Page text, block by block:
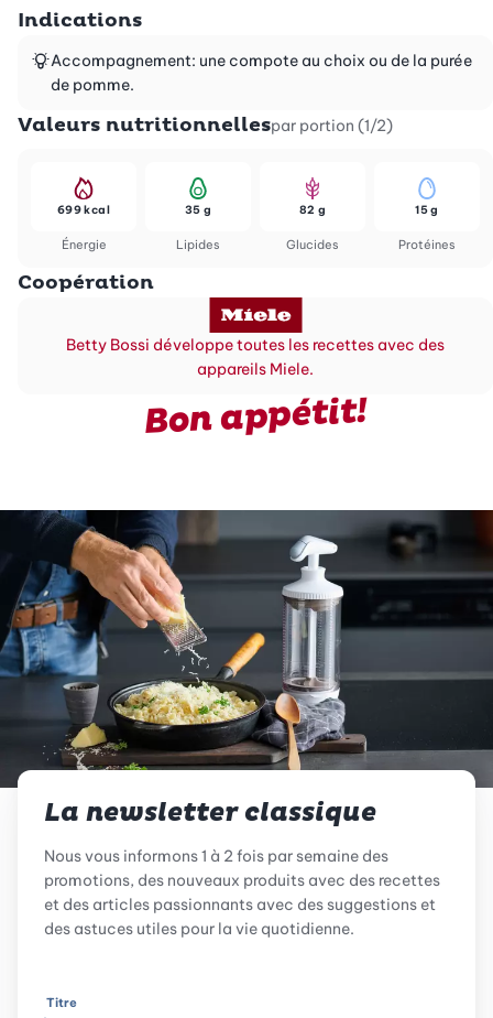
Indications
Accompagnement: une compote au choix ou de la purée
de pomme.
Valeurs nutritionnellespar portion (1/2)
Énergie
699 kcal
Lipides
35 g
Glucides
82 g
Protéines
15 g
Coopération
Betty Bossi développe toutes les recettes avec des
appareils Miele.
Bon appétit!
La newsletter classique
Nous vous informons 1 à 2 fois par semaine des
promotions, des nouveaux produits avec des recettes
et des articles passionnants avec des suggestions et
des astuces utiles pour la vie quotidienne.
Titre